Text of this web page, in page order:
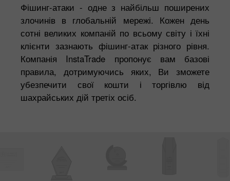
Фішинг-атаки - одне з найбільш поширених
злочинів в глобальній мережі. Кожен день
сотні великих компаній по всьому світу і їхні
клієнти зазнають фішинг-атак різного рівня.
Компанія InstaTrade пропонує вам базові
правила, дотримуючись яких, Ви зможете
убезпечити свої кошти і торгівлю від
шахрайських дій третіх осіб.